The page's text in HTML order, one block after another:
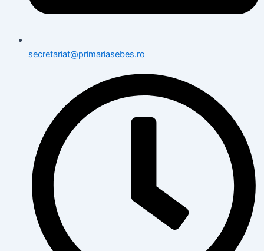
secretariat@primariasebes.ro